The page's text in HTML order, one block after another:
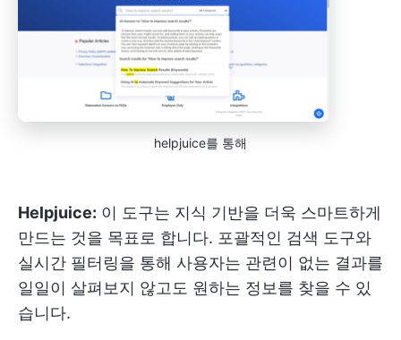
helpjuice를 통해
Helpjuice: 이 도구는 지식 기반을 더욱 스마트하게
만드는 것을 목표로 합니다. 포괄적인 검색 도구와
실시간 필터링을 통해 사용자는 관련이 없는 결과를
일일이 살펴보지 않고도 원하는 정보를 찾을 수 있
습니다.